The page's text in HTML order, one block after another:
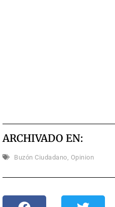
ARCHIVADO EN:
Buzón Ciudadano Opinion